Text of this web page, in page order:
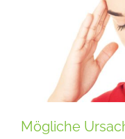
Mögliche